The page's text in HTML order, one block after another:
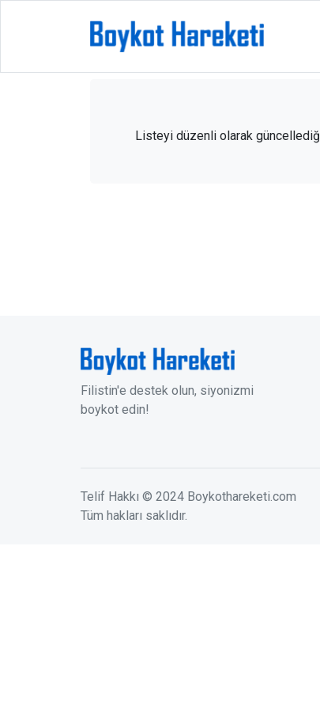
Listeyi düzenli olarak
Filistin'e destek olun, siyonizmi
boykot edin!
Telif Hakkı © 2024 Boykothareketi.com
Tüm hakları saklıdır.